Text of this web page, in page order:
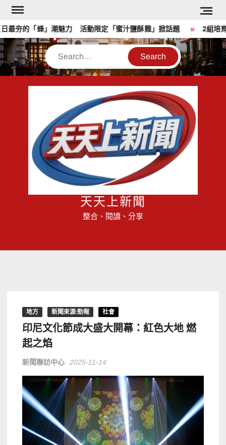
Skip
content
夯的「蜂」潮魅力 活動限定「蜜汁鹽酥雞」掀話題 2組培育樂
Search
天天上新聞
整合、閱讀、分享
地方 新聞來源:勁報 社會
印尼文化節成大盛大開幕：紅色大地 燃
起之焰
新聞聯訪中心 2025-11-14